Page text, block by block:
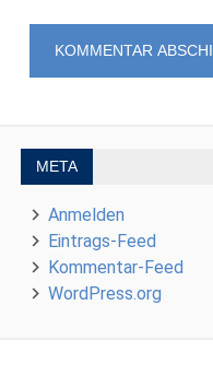
META
Anmelden
Eintrags-Feed
Kommentar-Feed
WordPress.org